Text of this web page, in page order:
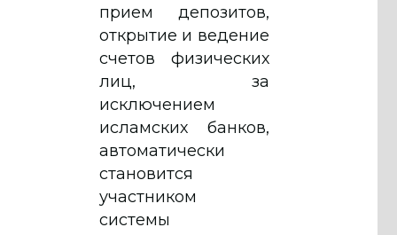
прием депозитов,
открытие и ведение
счетов физических
лиц, за
исключением
исламских банков,
автоматически
становится
участником
системы